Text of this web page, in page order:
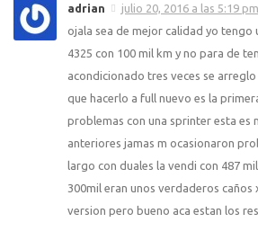
adrian
julio 20, 2016 a las 5:19 pm
ojala sea de mejor calidad yo tengo
4325 con 100 mil km y no para de
acondicionado tres veces se
que hacerlo a full nuevo es la
problemas con una sprinter esta es
anteriores jamas m ocasionaron
largo con duales la vendi con 487
300mil eran unos verdaderos caños
version pero bueno aca estan los